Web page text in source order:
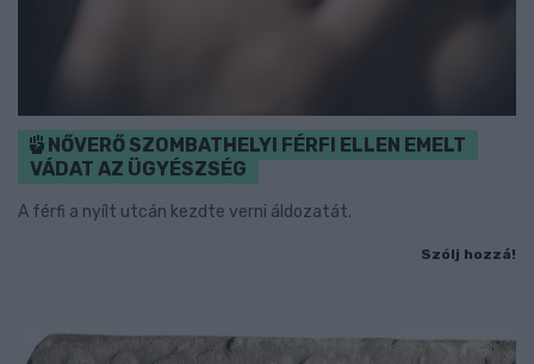
NŐVERŐ SZOMBATHELYI FÉRFI ELLEN EMELT
VÁDAT AZ ÜGYÉSZSÉG
A férfi a nyílt utcán kezdte verni áldozatát.
Szólj hozzá!